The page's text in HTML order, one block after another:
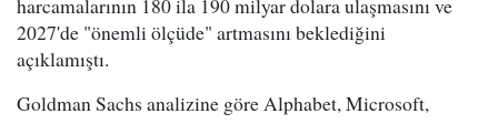
harcamalarının 180 ila 190 milyar dolara ulaşmasını ve
2027'de "önemli ölçüde" artmasını beklediğini
açıklamıştı.
Goldman Sachs analizine göre Alphabet, Microsoft,